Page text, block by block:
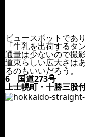
ビュースポットであ
「牛乳を出荷する
通量は少ないので撮
道東らしい広大さは
るのもいいだろう。
6 国道273号
上士幌町・十勝三股